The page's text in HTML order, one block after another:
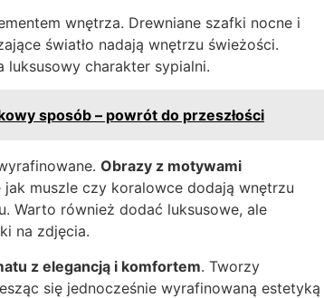
wnętrza. Drewniane szafki nocne i
światło nadają wnętrzu świeżości.
charakter sypialni.
sposób – powrót do przeszłości
Obrazy z motywami
muszle czy koralowce dodają wnętrzu
Warto również dodać luksusowe, ale
na zdjęcia.
z elegancją i komfortem. Tworzy
się jednocześnie wyrafinowaną estetyką